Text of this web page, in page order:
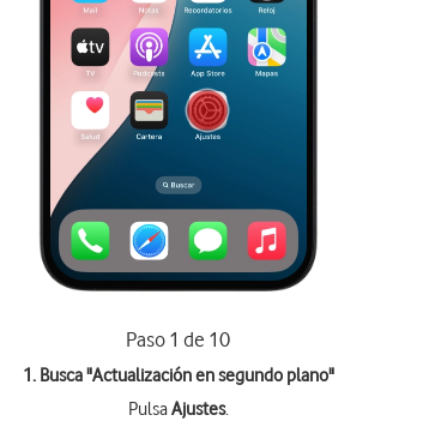
Paso 1 de 10
1. Busca "Actualización en segundo plano"
PulsaAjustes.